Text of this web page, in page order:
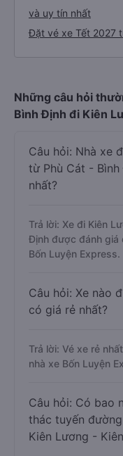
và uy tín nhất
Đặt vé xe Tết 2027
Những câu hỏi
Bình Định đi Kiên
Câu hỏi: Nhà xe
từ Phù Cát -
nhất?
Trả lời: Xe đi Kiên
Định được đánh giá
Bốn Luyện Express.
Câu hỏi: Xe nào
có giá rẻ nhất?
Trả lời: Vé xe rẻ
nhà xe Bốn Luyện
Câu hỏi: Có bao
thác tuyến
Kiên Lương -